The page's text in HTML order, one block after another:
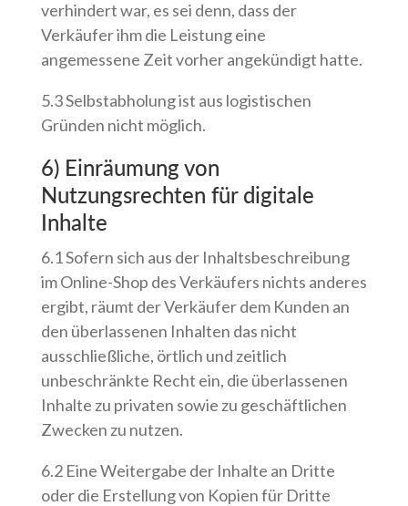
verhindert war, es sei denn, dass der
Verkäufer ihm die Leistung eine
angemessene Zeit vorher angekündigt hatte.
5.3 Selbstabholung ist aus logistischen
Gründen nicht möglich.
6) Einräumung von
Nutzungsrechten für digitale
Inhalte
6.1 Sofern sich aus der Inhaltsbeschreibung
im Online-Shop des Verkäufers nichts anderes
ergibt, räumt der Verkäufer dem Kunden an
den überlassenen Inhalten das nicht
ausschließliche, örtlich und zeitlich
unbeschränkte Recht ein, die überlassenen
Inhalte zu privaten sowie zu geschäftlichen
Zwecken zu nutzen.
6.2 Eine Weitergabe der Inhalte an Dritte
oder die Erstellung von Kopien für Dritte